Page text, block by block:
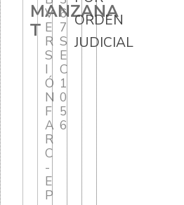
MANZANA
T
V
E
R
S
I
Ó
N
F
A
R
C
-
E
P
6
7
S
E
C
1
0
5
6
ORDEN
JUDICIAL